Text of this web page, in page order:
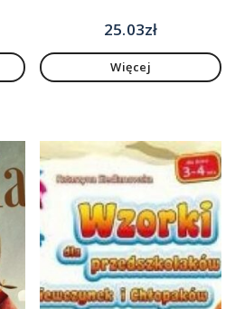
25.03zł
Więcej